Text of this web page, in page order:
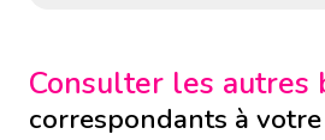
Consulter les autres
correspondants à